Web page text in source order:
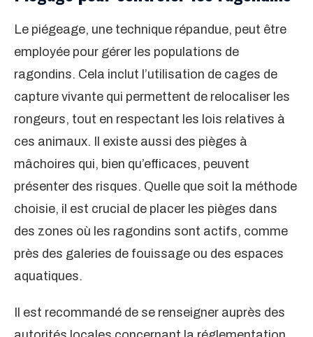
Le piégeage, une technique répandue, peut être
employée pour gérer les populations de
ragondins. Cela inclut l’utilisation de cages de
capture vivante qui permettent de relocaliser les
rongeurs, tout en respectant les lois relatives à
ces animaux. Il existe aussi des pièges à
mâchoires qui, bien qu’efficaces, peuvent
présenter des risques. Quelle que soit la méthode
choisie, il est crucial de placer les pièges dans
des zones où les ragondins sont actifs, comme
près des galeries de fouissage ou des espaces
aquatiques.
Il est recommandé de se renseigner auprès des